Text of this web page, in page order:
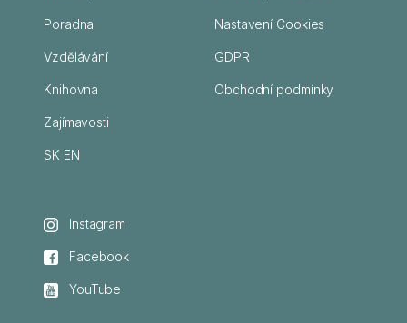
Poradna
Vzdělávání
Knihovna
Zajímavosti
SK EN
Nastavení Cookies
GDPR
Obchodní podmínky
Instagram
Facebook
YouTube